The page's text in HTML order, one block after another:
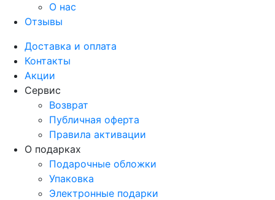
О нас
Отзывы
Доставка и оплата
Контакты
Акции
Сервис
Возврат
Публичная оферта
Правила активации
О подарках
Подарочные обложки
Упаковка
Электронные подарки